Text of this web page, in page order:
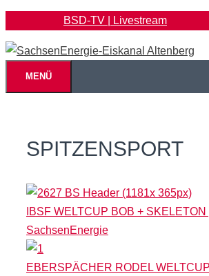
springen
BSD-TV | Livestream
MENÜ
SPITZENSPORT
IBSF WELTCUP BOB +
SachsenEnergie
EBERSPÄCHER RODEL WELTCUP